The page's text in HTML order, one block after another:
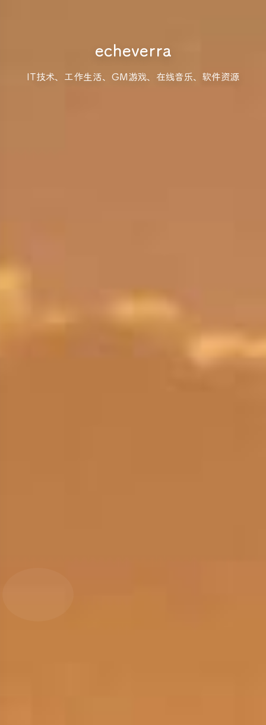
echeverra
IT技术、工作生活、GM游戏、在线音乐、软件资源